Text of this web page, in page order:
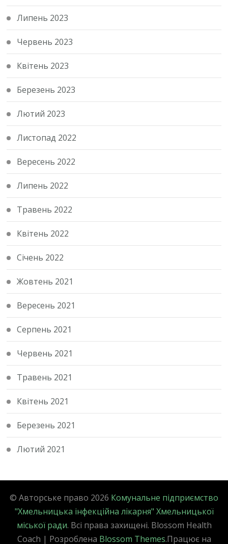
Липень 2023
Червень 2023
Квітень 2023
Березень 2023
Лютий 2023
Листопад 2022
Вересень 2022
Липень 2022
Травень 2022
Квітень 2022
Січень 2022
Жовтень 2021
Вересень 2021
Серпень 2021
Червень 2021
Травень 2021
Квітень 2021
Березень 2021
Лютий 2021
© Авторське право 2026 Комунальне підприємство
"Хмельницька інфекційна лікарня" Хмельницької
міської ради. Всі права захищені. Blossom Health
Coach | Розроблена Blossom Themes.Працює на